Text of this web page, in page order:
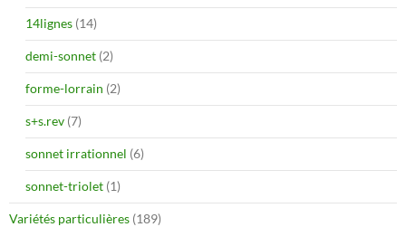
14lignes (14)
demi-sonnet (2)
forme-lorrain (2)
s+s.rev (7)
sonnet irrationnel (6)
sonnet-triolet (1)
Variétés particulières (189)